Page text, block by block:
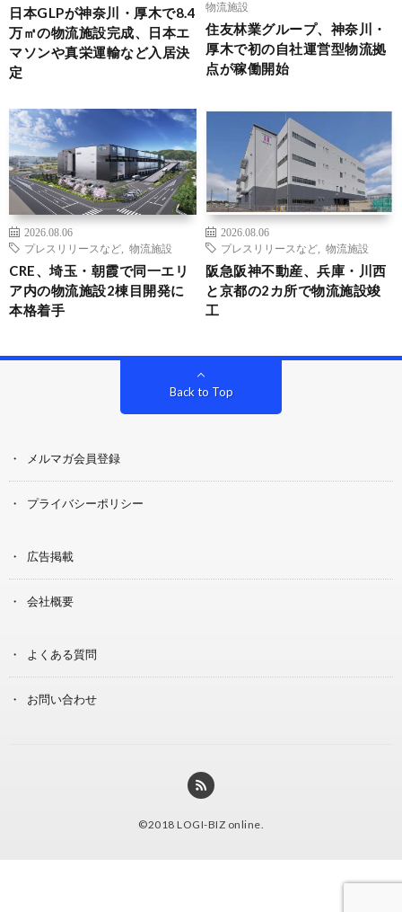
日本GLPが神奈川・厚木で8.4
万㎡の物流施設完成、日本エ
マソンや真栄運輸など入居決
定
物流施設
住友林業グループ、神奈川・
厚木で初の自社運営型物流拠
点が稼働開始
2026.08.06
プレスリリースなど
物流施設
CRE、埼玉・朝霞で同一エリ
ア内の物流施設2棟目開発に
本格着手
2026.08.06
プレスリリースなど
物流施設
阪急阪神不動産、兵庫・川西
と京都の2カ所で物流施設竣
工
Back to Top
メルマガ会員登録
プライバシーポリシー
広告掲載
会社概要
よくある質問
お問い合わせ
©2018 LOGI-BIZ online